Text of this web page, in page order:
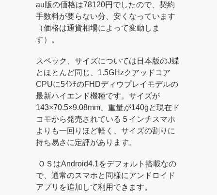
au版の価格は78120円でしたので、契約
手数料が要らない分、安くなっています
（価格は通貨相場によって変動しま
す）。
スペック、サイズについては日本版のJ蝶
とほとんど同じ、1.5GHzクアッドコア
CPUに5ｲﾝﾁのFHDディウプレイモデルの
最新ハイエンド機種です。サイズが
143×70.5×9.08mm、重量が140gと現在ド
コモから発売されている５インチスマホ
よりも一回りほど軽く、サイズの割りに
持ち易さに定評があります。
ＯＳはAndroid4.1をデフォルト搭載なの
で、通常のスマホと同様にアンドロイド
アプリを追加して利用できます。